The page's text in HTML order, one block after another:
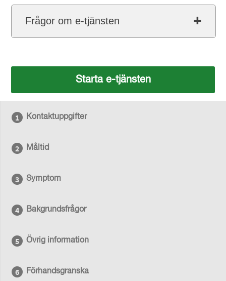
Frågor om e-tjänsten
Starta e-tjänsten
Kontaktuppgifter
Måltid
Symptom
Bakgrundsfrågor
Övrig information
Förhandsgranska